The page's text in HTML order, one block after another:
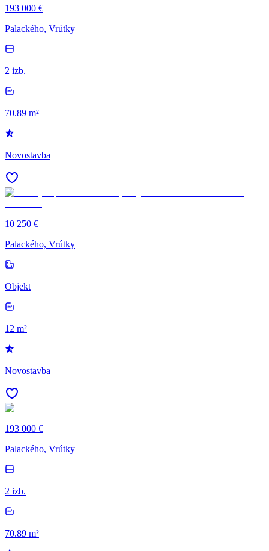
193 000 €
Palackého, Vrútky
2 izb.
70.89 m²
Novostavba
10 250 €
Palackého, Vrútky
Objekt
12 m²
Novostavba
193 000 €
Palackého, Vrútky
2 izb.
70.89 m²